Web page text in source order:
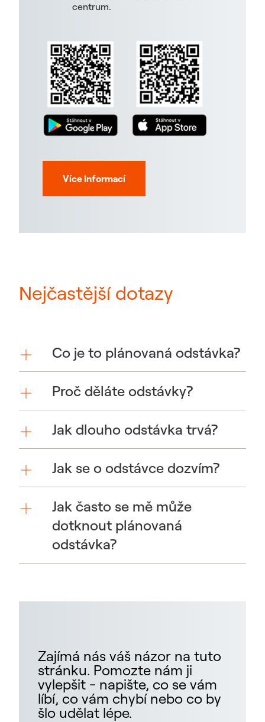
centrum.
Více informací
Nejčastější dotazy
Co je to plánovaná odstávka?
Proč děláte odstávky?
Jak dlouho odstávka trvá?
Jak se o odstávce dozvím?
Jak často se mě může
dotknout plánovaná
odstávka?
Zajímá nás váš názor na tuto
stránku. Pomozte nám ji
vylepšit - napište, co se vám
líbí, co vám chybí nebo co by
šlo udělat lépe.